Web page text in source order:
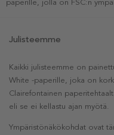
paperille, jolla on FSC:n
Julisteemme
Kaikki julisteemme on
White -paperille, joka on
Clairefontainen
eli se ei kellastu ajan myötä.
Ympäristönäkökohdat ovat